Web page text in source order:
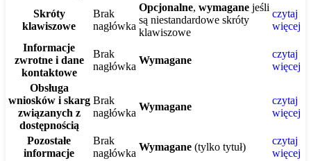
Skróty
klawiszowe
Brak
nagłówka
Opcjonalne, wymagane jeśli
są niestandardowe skróty
klawiszowe
czytaj
więcej
Informacje
zwrotne i dane
kontaktowe
Brak
nagłówka
Wymagane
czytaj
więcej
Obsługa
wniosków i skarg
związanych z
dostępnością
Brak
nagłówka
Wymagane
czytaj
więcej
Pozostałe
informacje
Brak
nagłówka
Wymagane (tylko tytuł)
czytaj
więcej